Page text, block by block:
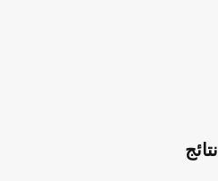
نتائج